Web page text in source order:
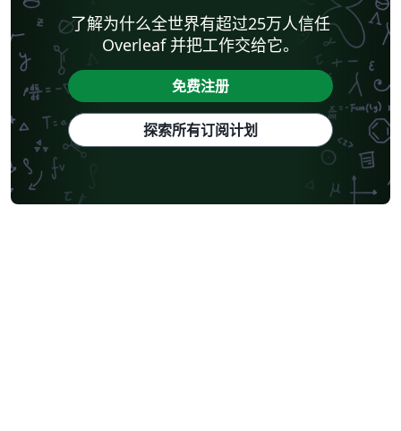
了解为什么全世界有超过25万人信任
Overleaf 并把工作交给它。
免费注册
探索所有订阅计划